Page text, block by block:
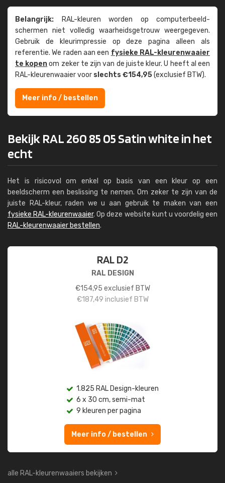
Belangrijk: RAL-kleuren worden op computer­beeld­
schermen niet volledig waarheids­­getrouw weer­gegeven.
Gebruik de kleur­impressie op deze pagina alleen als
referentie. We raden aan een fysieke RAL-kleuren­waaier
te kopenom zeker te zijn van de juiste kleur. U heeft al een
RAL-kleuren­waaier voor slechts €154,95(exclusief BTW).
Meer info / bestellen
Bekijk RAL 260 85 05 Satin white in het
echt
Het is risicovol om enkel op basis van een kleur op een
beeldscherm een beslissing te nemen. Om zeker te zijn van de
juiste RAL-kleur, raden we u aan gebruik te maken van een
fysieke RAL-kleurenwaaier. Op deze website kunt u voordelig een
RAL-kleurenwaaier bestellen.
RAL D2
RAL DESIGN
€154,95 exclusief BTW
€187,49 inclusief BTW
1.825 RAL Design-kleuren
6 x 30 cm, semi-mat
9 kleuren per pagina
Meer info / bestellen
alle RAL-kleurenwaaiers bekijken